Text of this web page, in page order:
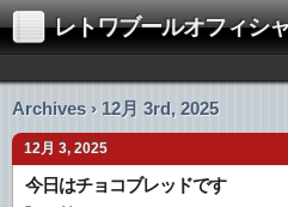
レトワブールオフィシ
Archives › 12月 3rd, 2025
12月 3, 2025
今日はチョコブレッドです